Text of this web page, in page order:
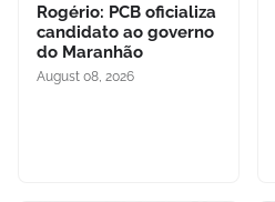
Rogério: PCB oficializa
candidato ao governo
do Maranhão
August 08, 2026